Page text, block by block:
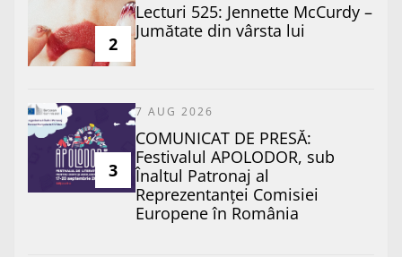
2
Lecturi 525: Jennette McCurdy –
Jumătate din vârsta lui
3
7 AUG 2026
COMUNICAT DE PRESĂ:
Festivalul APOLODOR, sub
Înaltul Patronaj al
Reprezentanței Comisiei
Europene în România